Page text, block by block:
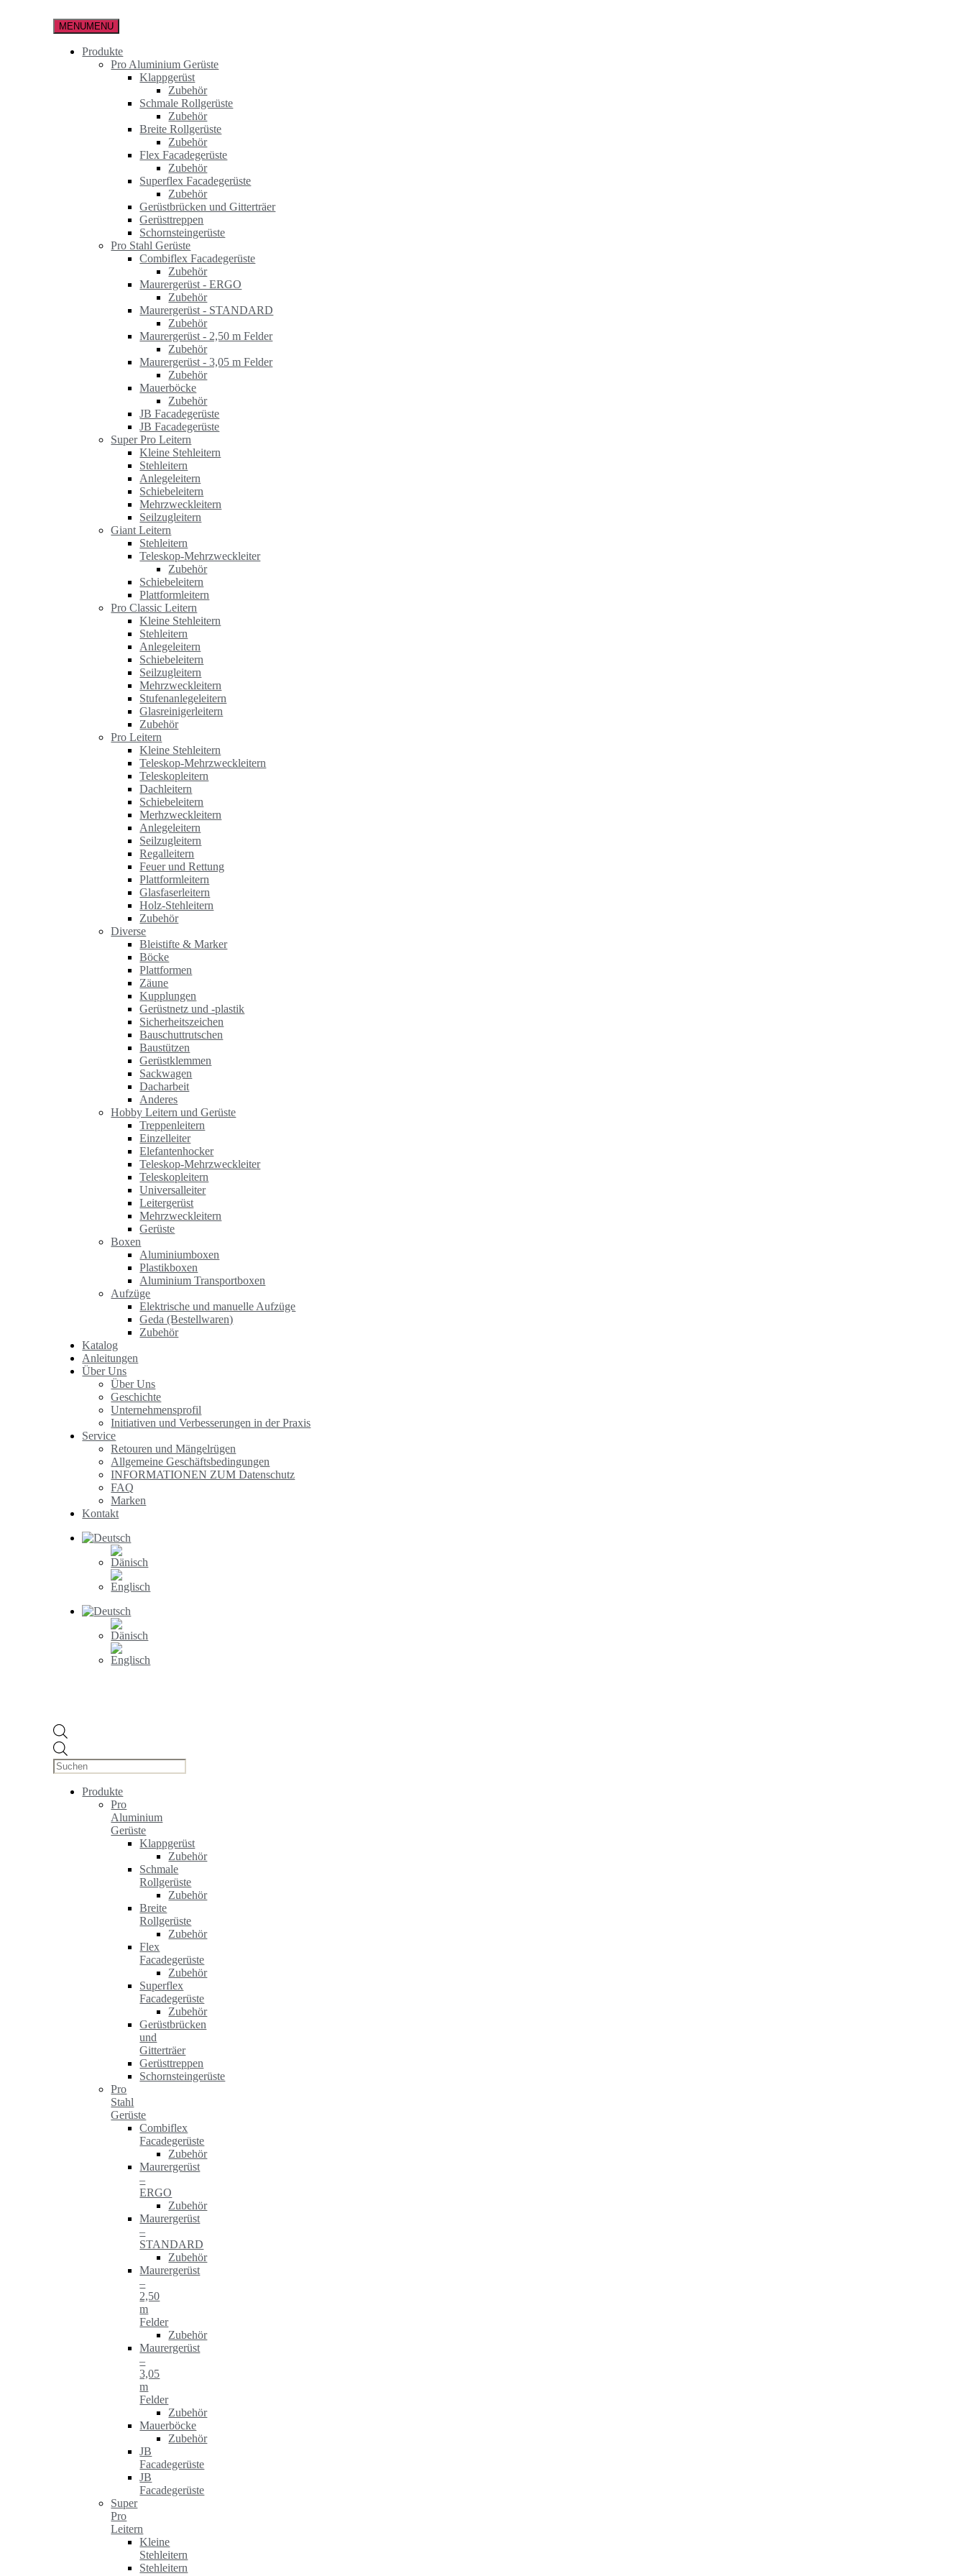
MENUMENU
Produkte
Pro Aluminium Gerüste
Klappgerüst
Zubehör
Schmale Rollgerüste
Zubehör
Breite Rollgerüste
Zubehör
Flex Facadegerüste
Zubehör
Superflex Facadegerüste
Zubehör
Gerüstbrücken und Gitterträer
Gerüsttreppen
Schornsteingerüste
Pro Stahl Gerüste
Combiflex Facadegerüste
Zubehör
Maurergerüst - ERGO
Zubehör
Maurergerüst - STANDARD
Zubehör
Maurergerüst - 2,50 m Felder
Zubehör
Maurergerüst - 3,05 m Felder
Zubehör
Mauerböcke
Zubehör
JB Facadegerüste
JB Facadegerüste
Super Pro Leitern
Kleine Stehleitern
Stehleitern
Anlegeleitern
Schiebeleitern
Mehrzweckleitern
Seilzugleitern
Giant Leitern
Stehleitern
Teleskop-Mehrzweckleiter
Zubehör
Schiebeleitern
Plattformleitern
Pro Classic Leitern
Kleine Stehleitern
Stehleitern
Anlegeleitern
Schiebeleitern
Seilzugleitern
Mehrzweckleitern
Stufenanlegeleitern
Glasreinigerleitern
Zubehör
Pro Leitern
Kleine Stehleitern
Teleskop-Mehrzweckleitern
Teleskopleitern
Dachleitern
Schiebeleitern
Merhzweckleitern
Anlegeleitern
Seilzugleitern
Regalleitern
Feuer und Rettung
Plattformleitern
Glasfaserleitern
Holz-Stehleitern
Zubehör
Diverse
Bleistifte & Marker
Böcke
Plattformen
Zäune
Kupplungen
Gerüstnetz und -plastik
Sicherheitszeichen
Bauschuttrutschen
Baustützen
Gerüstklemmen
Sackwagen
Dacharbeit
Anderes
Hobby Leitern und Gerüste
Treppenleitern
Einzelleiter
Elefantenhocker
Teleskop-Mehrzweckleiter
Teleskopleitern
Universalleiter
Leitergerüst
Mehrzweckleitern
Gerüste
Boxen
Aluminiumboxen
Plastikboxen
Aluminium Transportboxen
Aufzüge
Elektrische und manuelle Aufzüge
Geda (Bestellwaren)
Zubehör
Katalog
Anleitungen
Über Uns
Über Uns
Geschichte
Unternehmensprofil
Initiativen und Verbesserungen in der Praxis
Service
Retouren und Mängelrügen
Allgemeine Geschäftsbedingungen
INFORMATIONEN ZUM Datenschutz
FAQ
Marken
Kontakt
search
Produkte
Pro
Aluminium
Gerüste
Klappgerüst
Zubehör
Schmale
Rollgerüste
Zubehör
Breite
Rollgerüste
Zubehör
Flex
Facadegerüste
Zubehör
Superflex
Facadegerüste
Zubehör
Gerüstbrücken
und
Gitterträer
Gerüsttreppen
Schornsteingerüste
Pro
Stahl
Gerüste
Combiflex
Facadegerüste
Zubehör
Maurergerüst
–
ERGO
Zubehör
Maurergerüst
–
STANDARD
Zubehör
Maurergerüst
–
2,50
m
Felder
Zubehör
Maurergerüst
–
3,05
m
Felder
Zubehör
Mauerböcke
Zubehör
JB
Facadegerüste
JB
Facadegerüste
Super
Pro
Leitern
Kleine
Stehleitern
Stehleitern